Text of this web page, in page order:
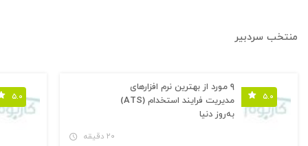
منتخب سردبیر
۵.۰
۹ مورد از بهترین نرم افزارهای
مدیریت فرایند استخدام (ATS)
به‌روز دنیا
۲۰ دقیقه
۵.۰